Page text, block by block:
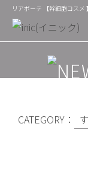
リアボーテ 【幹細胞コスメ
CATEGORY：